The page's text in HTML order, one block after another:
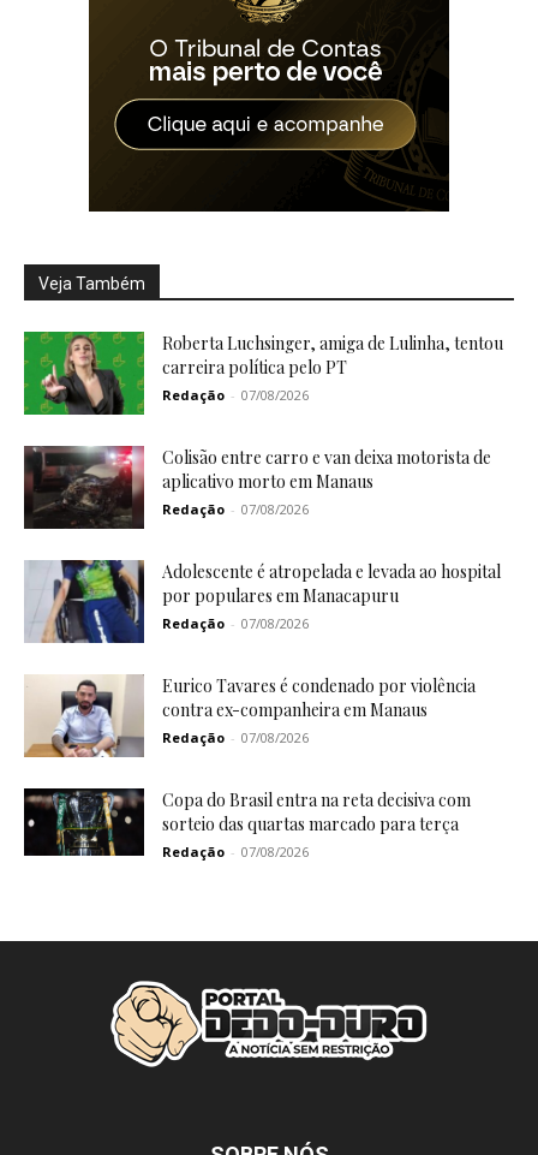
Veja Também
Roberta Luchsinger, amiga de Lulinha, tentou
carreira política pelo PT
Redação - 07/08/2026
Colisão entre carro e van deixa motorista de
aplicativo morto em Manaus
Redação - 07/08/2026
Adolescente é atropelada e levada ao hospital
por populares em Manacapuru
Redação - 07/08/2026
Eurico Tavares é condenado por violência
contra ex-companheira em Manaus
Redação - 07/08/2026
Copa do Brasil entra na reta decisiva com
sorteio das quartas marcado para terça
Redação - 07/08/2026